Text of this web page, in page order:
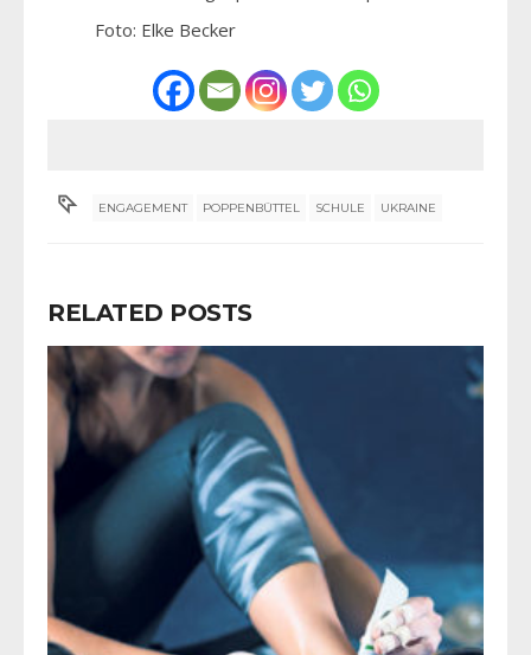
Foto: Elke Becker
ENGAGEMENT POPPENBÜTTEL SCHULE UKRAINE
RELATED POSTS